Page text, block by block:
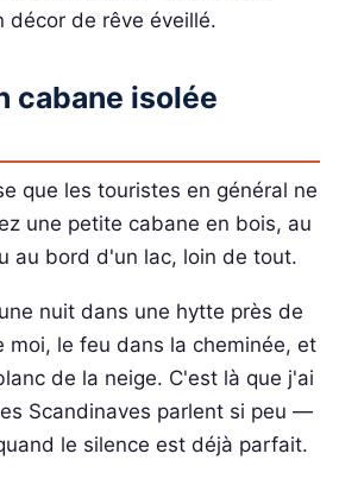
décor de rêve éveillé.
cabane isolée
que les touristes en général ne
une petite cabane en bois, au
au bord d'un lac, loin de tout.
nuit dans une hytte près de
moi, le feu dans la cheminée, et
de la neige. C'est là que j'ai
Scandinaves parlent si peu —
le silence est déjà parfait.